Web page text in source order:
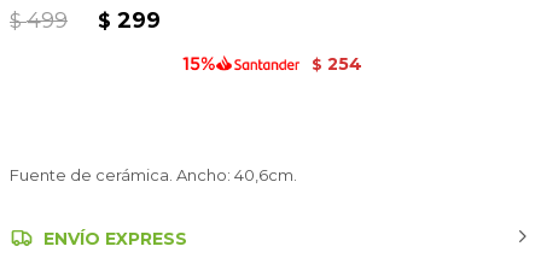
$ 499 $ 299
$ 254
Fuente de cerámica. Ancho: 40,6cm.
ENVÍO EXPRESS